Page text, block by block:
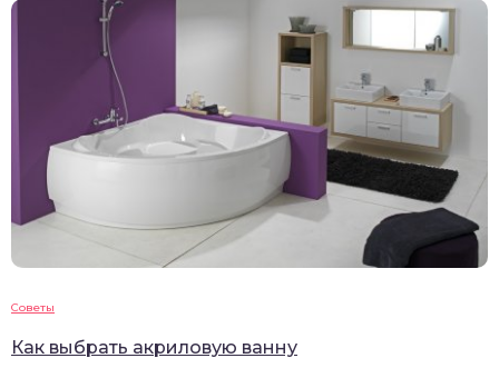
Советы
Как выбрать акриловую ванну